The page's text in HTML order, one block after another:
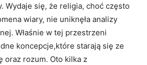
Wydaje się, że religia, choć często
wiary, nie uniknęła analizy
Właśnie w tej przestrzeni
koncepcje,które starają się ⁣ze
⁣oraz​ rozum. Oto ‍kilka z